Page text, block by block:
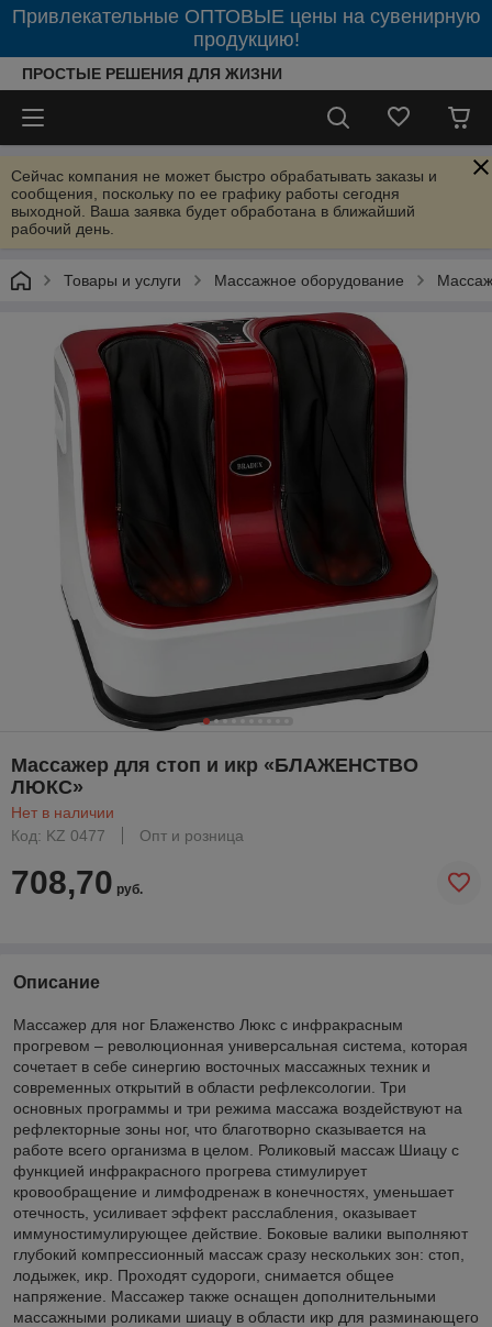
Привлекательные ОПТОВЫЕ цены на сувенирную
продукцию!
ПРОСТЫЕ РЕШЕНИЯ ДЛЯ ЖИЗНИ
Сейчас компания не может быстро обрабатывать заказы и
сообщения, поскольку по ее графику работы сегодня
выходной. Ваша заявка будет обработана в ближайший
рабочий день.
Товары и услуги Массажное оборудование
Массажер для стоп и икр «БЛАЖЕНСТВО
ЛЮКС»
Нет в наличии
Код: KZ 0477
Опт и розница
708,70 руб.
Описание
Массажер для ног Блаженство Люкс с инфракрасным
прогревом – революционная универсальная система, которая
сочетает в себе синергию восточных массажных техник и
современных открытий в области рефлексологии. Три
основных программы и три режима массажа воздействуют на
рефлекторные зоны ног, что благотворно сказывается на
работе всего организма в целом. Роликовый массаж Шиацу с
функцией инфракрасного прогрева стимулирует
кровообращение и лимфодренаж в конечностях, уменьшает
отечность, усиливает эффект расслабления, оказывает
иммуностимулирующее действие. Боковые валики выполняют
глубокий компрессионный массаж сразу нескольких зон: стоп,
лодыжек, икр. Проходят судороги, снимается общее
напряжение. Массажер также оснащен дополнительными
массажными роликами шиацу в области икр для разминающего